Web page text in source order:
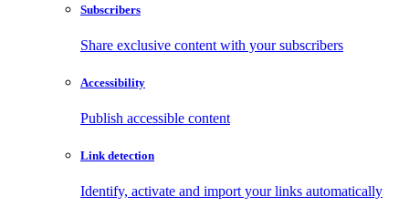
Subscribers
Share exclusive content with your subscribers
Accessibility
Publish accessible content
Link detection
Identify, activate and import your links automatically